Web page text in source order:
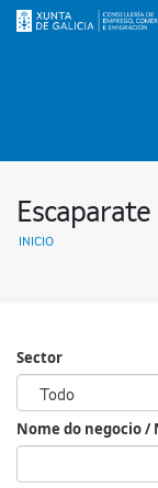
INICIO
Sector
Todo
Sector
Nome do negocio /